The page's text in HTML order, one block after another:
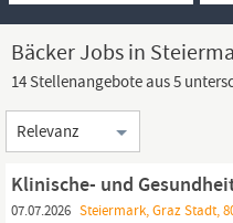
Bäcker Jobs in
14 Stellenangebote aus 5
Sortierung
Klinische- und
07.07.2026 Steiermark, Graz Stadt,